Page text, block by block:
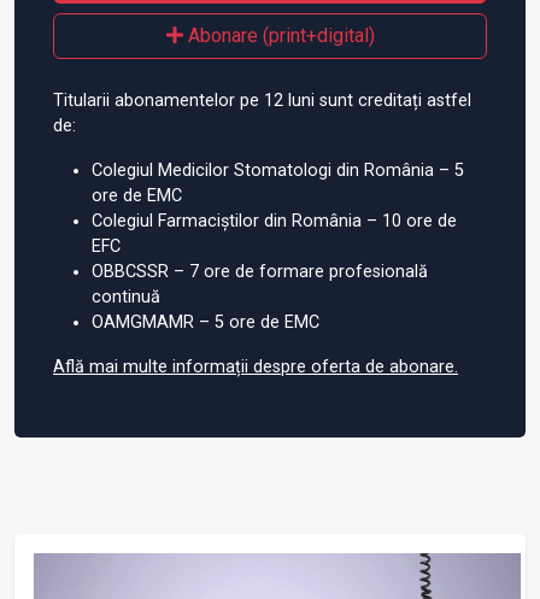
Abonare (print+digital)
Titularii abonamentelor pe 12 luni sunt creditați astfel
de:
Colegiul Medicilor Stomatologi din România – 5
ore de EMC
Colegiul Farmaciștilor din România – 10 ore de
EFC
OBBCSSR – 7 ore de formare profesională
continuă
OAMGMAMR – 5 ore de EMC
Află mai multe informații despre oferta de abonare.